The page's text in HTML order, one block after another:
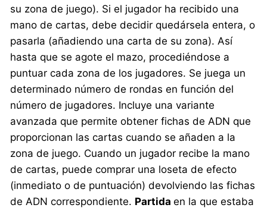
su zona de juego). Si el jugador ha recibido una
mano de cartas, debe decidir quedársela entera, o
pasarla (añadiendo una carta de su zona). Así
hasta que se agote el mazo, procediéndose a
puntuar cada zona de los jugadores. Se juega un
determinado número de rondas en función del
número de jugadores. Incluye una variante
avanzada que permite obtener fichas de ADN que
proporcionan las cartas cuando se añaden a la
zona de juego. Cuando un jugador recibe la mano
de cartas, puede comprar una loseta de efecto
(inmediato o de puntuación) devolviendo las fichas
de ADN correspondiente. Partidaen la que estaba